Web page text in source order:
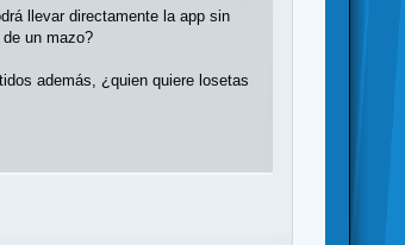
llevar directamente la app sin
un mazo?
además, ¿quien quiere losetas